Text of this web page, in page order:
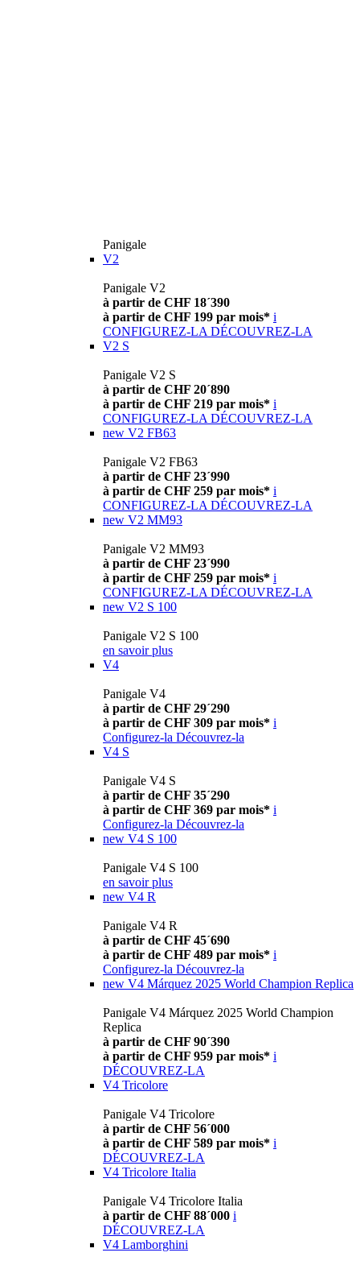
Panigale
V2
Panigale V2
à partir de CHF 18´390
à partir de CHF 199 par mois* i
CONFIGUREZ-LA DÉCOUVREZ-LA
V2 S
Panigale V2 S
à partir de CHF 20´890
à partir de CHF 219 par mois* i
CONFIGUREZ-LA DÉCOUVREZ-LA
new V2 FB63
Panigale V2 FB63
à partir de CHF 23´990
à partir de CHF 259 par mois* i
CONFIGUREZ-LA DÉCOUVREZ-LA
new V2 MM93
Panigale V2 MM93
à partir de CHF 23´990
à partir de CHF 259 par mois* i
CONFIGUREZ-LA DÉCOUVREZ-LA
new V2 S 100
Panigale V2 S 100
en savoir plus
V4
Panigale V4
à partir de CHF 29´290
à partir de CHF 309 par mois* i
Configurez-la Découvrez-la
V4 S
Panigale V4 S
à partir de CHF 35´290
à partir de CHF 369 par mois* i
Configurez-la Découvrez-la
new V4 S 100
Panigale V4 S 100
en savoir plus
new V4 R
Panigale V4 R
à partir de CHF 45´690
à partir de CHF 489 par mois* i
Configurez-la Découvrez-la
new V4 Márquez 2025 World Champion Replica
Panigale V4 Márquez 2025 World Champion
Replica
à partir de CHF 90´390
à partir de CHF 959 par mois* i
DÉCOUVREZ-LA
V4 Tricolore
Panigale V4 Tricolore
à partir de CHF 56´000
à partir de CHF 589 par mois* i
DÉCOUVREZ-LA
V4 Tricolore Italia
Panigale V4 Tricolore Italia
à partir de CHF 88´000 i
DÉCOUVREZ-LA
V4 Lamborghini